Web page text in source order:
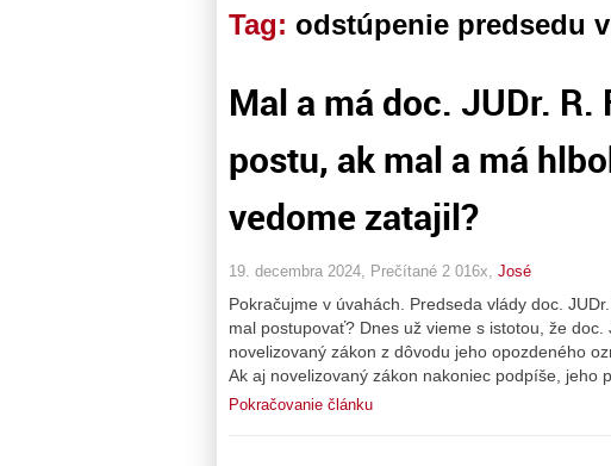
Tag: odstúpenie predsedu
Mal a má doc. JUDr.
postu, ak mal a má
vedome zatajil?
19. decembra 2024, Prečítané 2 016x, José
Pokračujme v úvahách. Predseda vlády doc.
mal postupovať? Dnes už vieme s istotou, že
novelizovaný zákon z dôvodu jeho opozdeného
Ak aj novelizovaný zákon nakoniec podpíše,
Pokračovanie článku